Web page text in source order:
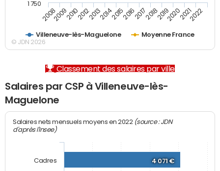
Villeneuve-lès-Maguelone Moyenne France
20082009201020122013201420152016201720182019202020212022
1 750
© JDN 2026
Classement des salaires par ville
Salaires par CSP à Villeneuve-lès-
Maguelone
Salaires nets mensuels moyens en 2022 (source : JDN
d'après l'Insee)
4 071 €
Cadres